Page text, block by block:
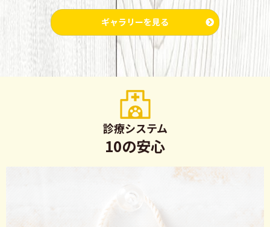
ギャラリーを見る
診療システム
10の安心